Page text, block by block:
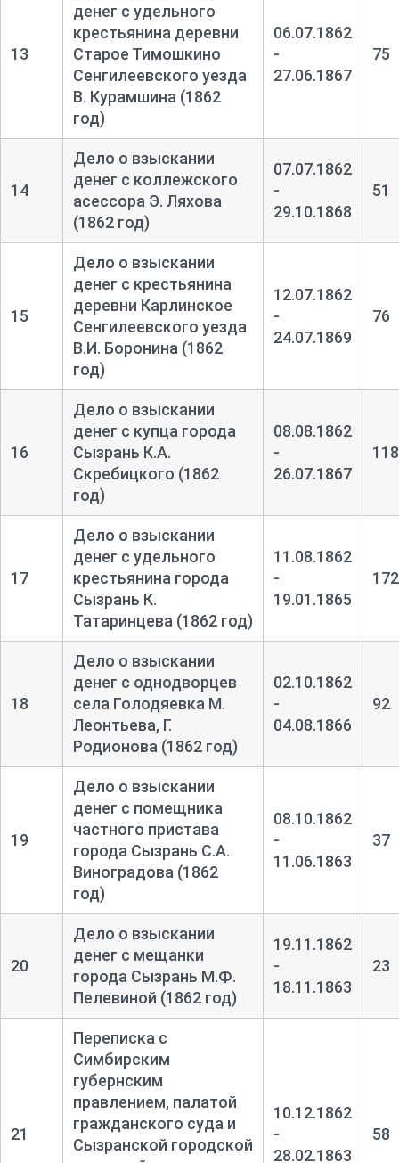
13
денег с удельного
крестьянина деревни
Старое Тимошкино
Сенгилеевского уезда
В. Курамшина (1862
год)
06.07.1862
-
27.06.1867
75
14
Дело о взыскании
денег с коллежского
асессора Э. Ляхова
(1862 год)
07.07.1862
-
29.10.1868
51
15
Дело о взыскании
денег с крестьянина
деревни Карлинское
Сенгилеевского уезда
В.И. Боронина (1862
год)
12.07.1862
-
24.07.1869
76
16
Дело о взыскании
денег с купца города
Сызрань К.А.
Скребицкого (1862
год)
08.08.1862
-
26.07.1867
118
17
Дело о взыскании
денег с удельного
крестьянина города
Сызрань К.
Татаринцева (1862 год)
11.08.1862
-
19.01.1865
172
18
Дело о взыскании
денег с однодворцев
села Голодяевка М.
Леонтьева, Г.
Родионова (1862 год)
02.10.1862
-
04.08.1866
92
19
Дело о взыскании
денег с помещника
частного пристава
города Сызрань С.А.
Виноградова (1862
год)
08.10.1862
-
11.06.1863
37
20
Дело о взыскании
денег с мещанки
города Сызрань М.Ф.
Пелевиной (1862 год)
19.11.1862
-
18.11.1863
23
21
Переписка с
Симбирским
губернским
правлением, палатой
гражданского суда и
Сызранской городской
10.12.1862
-
28.02.1863
58